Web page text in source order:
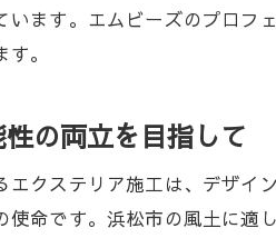
います。エムビーズのプロフ
。
の両立を目指して
エクステリア施工は、デザイ
使命です。浜松市の風土に適